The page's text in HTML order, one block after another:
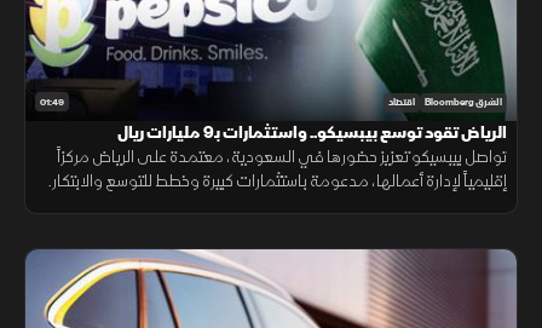
01:49 الشرق Bloomberg اقتصاد
الرياض تقود توسع بيبسيكو.. واستثمارات بـ9 مليارات ريال
تواصل بيبسيكو تعزيز حضورها في السعودية، معتمدة على الرياض مركزاً
إقليمياً لإدارة أعمالها، مدعومة باستثمارات كبيرة وخطط للتوسع والابتكار.